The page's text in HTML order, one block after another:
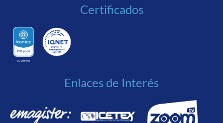
Certificados
Enlaces de Interés